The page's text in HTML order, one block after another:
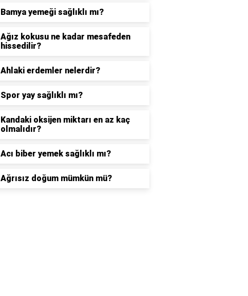
Bamya yemeği sağlıklı mı?
Ağız kokusu ne kadar mesafeden
hissedilir?
Ahlaki erdemler nelerdir?
Spor yay sağlıklı mı?
Kandaki oksijen miktarı en az kaç
olmalıdır?
Acı biber yemek sağlıklı mı?
Ağrısız doğum mümkün mü?